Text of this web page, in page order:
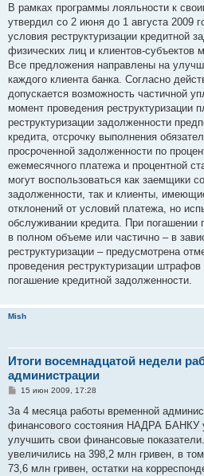
В рамках программы лояльности к
утвердил со 2 июня до 1 августа 2009
условия реструктуризации кредитной
физических лиц и клиентов-субъектов
Все предложения направлены на
каждого клиента банка. Согласно
допускается возможность частичной
момент проведения реструктуризации
реструктуризации задолженности
кредита, отсрочку выполнения
просроченной задолженности по
ежемесячного платежа и процентной
могут воспользоваться как заемщики
задолженности, так и клиенты,
отклонений от условий платежа, но
обслуживании кредита. При погашении
в полном объеме или частично – в
реструктуризации – предусмотрена
проведения реструктуризации
погашение кредитной задолженности.
Mish
Итоги восемнадцатой недели
администрации
С
о
щ
е
н
и
е
15 июн 2009, 17:28
За 4 месяца работы временной
финансового состояния НАДРА БАНКУ
улучшить свои финансовые
увеличились на 398,2 млн гривен, в
73,6 млн гривен, остатки на